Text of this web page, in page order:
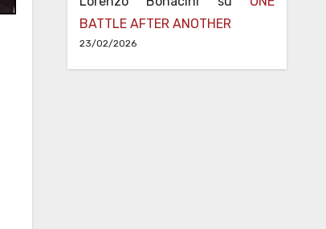
BATTLE AFTER ANOTHER
23/02/2026